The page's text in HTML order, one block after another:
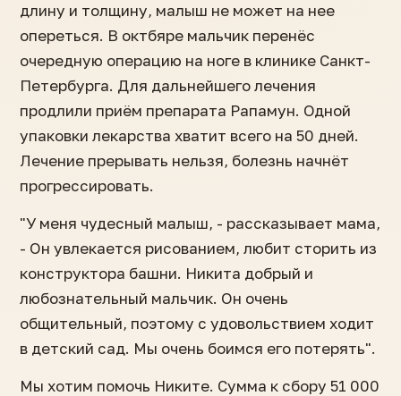
длину и толщину, малыш не может на нее
опереться. В октбяре мальчик перенёс
очередную операцию на ноге в клинике Санкт-
Петербурга. Для дальнейшего лечения
продлили приём препарата Рапамун. Одной
упаковки лекарства хватит всего на 50 дней.
Лечение прерывать нельзя, болезнь начнёт
прогрессировать.
"У меня чудесный малыш, - рассказывает мама,
- Он увлекается рисованием, любит сторить из
конструктора башни. Никита добрый и
любознательный мальчик. Он очень
общительный, поэтому с удовольствием ходит
в детский сад. Мы очень боимся его потерять".
Мы хотим помочь Никите. Сумма к сбору 51 000